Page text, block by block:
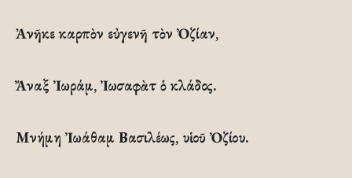
Ἀνῆκε καρπὸν εὐγενῆ τὸν Ὀζίαν,
Ἄναξ Ἰωράμ, Ἰωσαφὰτ ὁ κλάδος.
Μνήμη Ἰωάθαμ Βασιλέως, υἱοῦ Ὀζίου.